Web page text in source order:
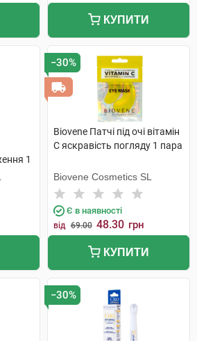
КУПИТИ
1
−30%
Biovene Патчі під очі вітамін
C яскравість погляду 1 пара
Biovene Cosmetics SL
Є в наявності
від 69.00 48.30 грн
КУПИТИ
−30%